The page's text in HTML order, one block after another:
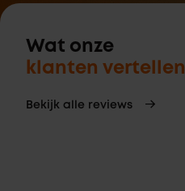
Wat onze
klanten vertellen
Bekijk alle reviews